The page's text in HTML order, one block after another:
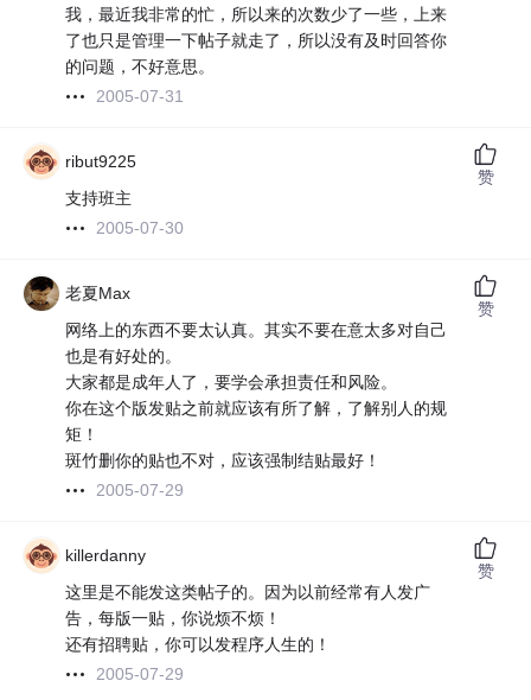
我，最近我非常的忙，所以来的次数少了一些，上来
了也只是管理一下帖子就走了，所以没有及时回答你
的问题，不好意思。
2005-07-31
ribut9225
支持班主
2005-07-30
赞
老夏Max
网络上的东西不要太认真。其实不要在意太多对自己
也是有好处的。
大家都是成年人了，要学会承担责任和风险。
你在这个版发贴之前就应该有所了解，了解别人的规
矩！
斑竹删你的贴也不对，应该强制结贴最好！
2005-07-29
赞
killerdanny
这里是不能发这类帖子的。因为以前经常有人发广
告，每版一贴，你说烦不烦！
还有招聘贴，你可以发程序人生的！
2005-07-29
赞